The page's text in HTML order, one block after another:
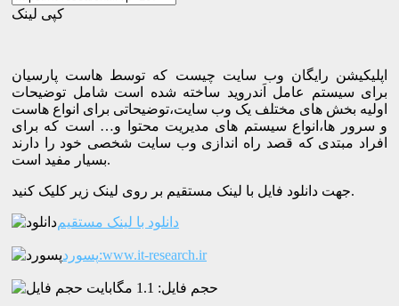
کپی لینک
اپلیکیشن رایگان وب سایت چیست که توسط هاست پارسیان
برای سیستم عامل اَندروید ساخته شده است شامل توضیحات
اولیه بخش های مختلف یک وب سایت،توضیحاتی برای انواع هاست
و سرور ها،انواع سیستم های مدیریت محتوا و… است که برای
افراد مبتدی که قصد راه اندازی وب سایت شخصی خود را دارند
بسیار مفید است.
جهت دانلود فایل با لینک مستقیم بر روی لینک زیر کلیک کنید.
دانلود با لینک مستقیم
پسورد:www.it-research.ir
حجم فایل: 1.1 مگابایت